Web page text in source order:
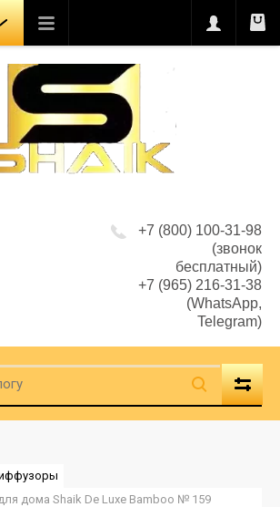
+7 (800) 100-31-98
(звонок
бесплатный)
+7 (965) 216-31-38
(WhatsApp,
Telegram)
дома Shaik De Luxe Bamboo № 159